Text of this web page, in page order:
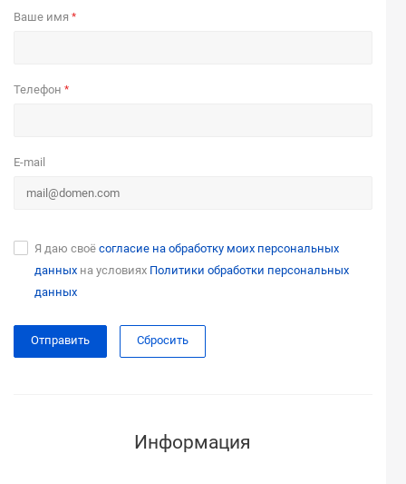
Ваше имя *
Телефон *
E-mail
Я даю своё согласие на обработку моих персональных
данных на условиях Политики обработки персональных
данных
Сбросить
Информация